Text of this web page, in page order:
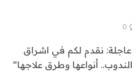
0
عالمية عاجلة: نقدم لكم في اشراق
الندوب.. أنواعها وطرق علاجها”